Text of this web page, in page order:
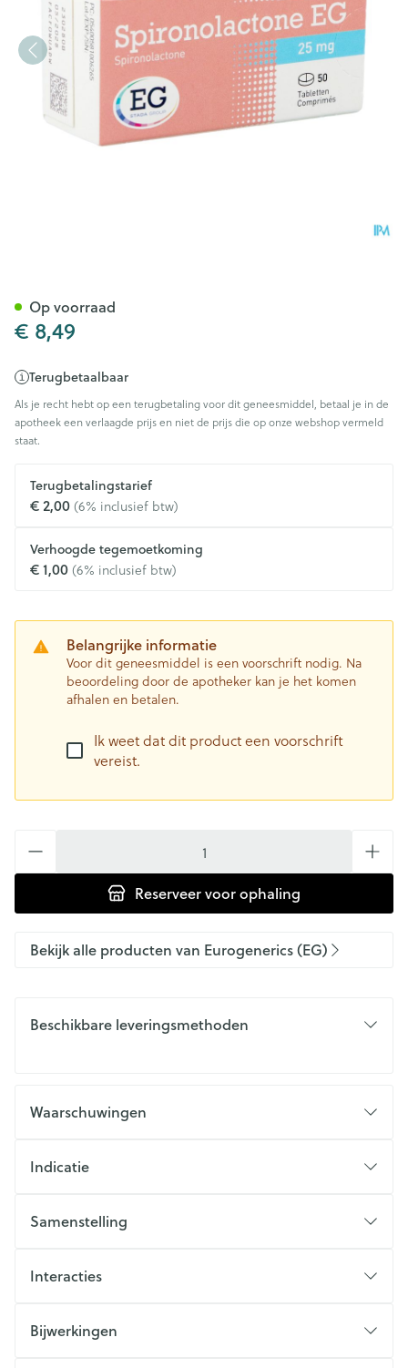
€ 8,49
Terugbetaalbaar
Als je recht hebt op een terugbetaling voor dit geneesmiddel, betaal je in de
apotheek een verlaagde prijs en niet de prijs die op onze webshop vermeld
staat.
Terugbetalingstarief
€ 2,00(6% inclusief btw)
Verhoogde tegemoetkoming
€ 1,00(6% inclusief btw)
Belangrijke informatie
Voor dit geneesmiddel is een voorschrift nodig. Na
beoordeling door de apotheker kan je het komen
afhalen en betalen.
Ik weet dat dit product een voorschrift
vereist.
Reserveervoor ophaling
Op voorraad
Bekijk alle producten van Eurogenerics (EG)
Beschikbare leveringsmethoden
Waarschuwingen
Indicatie
Samenstelling
Interacties
Bijwerkingen